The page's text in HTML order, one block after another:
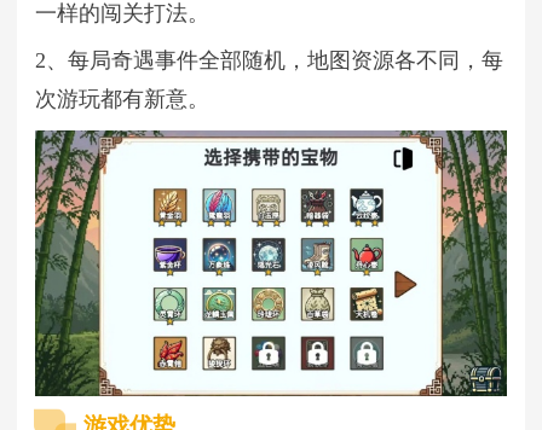
一样的闯关打法。
2、每局奇遇事件全部随机，地图资源各不同，每
次游玩都有新意。